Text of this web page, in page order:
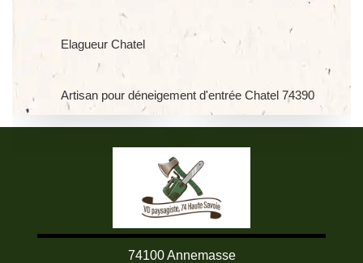
Elagueur Chatel
Artisan pour déneigement d'entrée Chatel 74390
74100 Annemasse